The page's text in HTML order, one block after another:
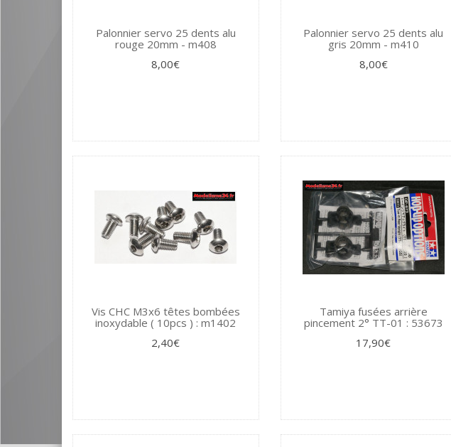
Palonnier servo 25 dents alu
rouge 20mm - m408
8,00€
Palonnier servo 25 dents alu
gris 20mm - m410
8,00€
Vis CHC M3x6 têtes bombées
inoxydable ( 10pcs ) : m1402
2,40€
Tamiya fusées arrière
pincement 2° TT-01 : 53673
17,90€